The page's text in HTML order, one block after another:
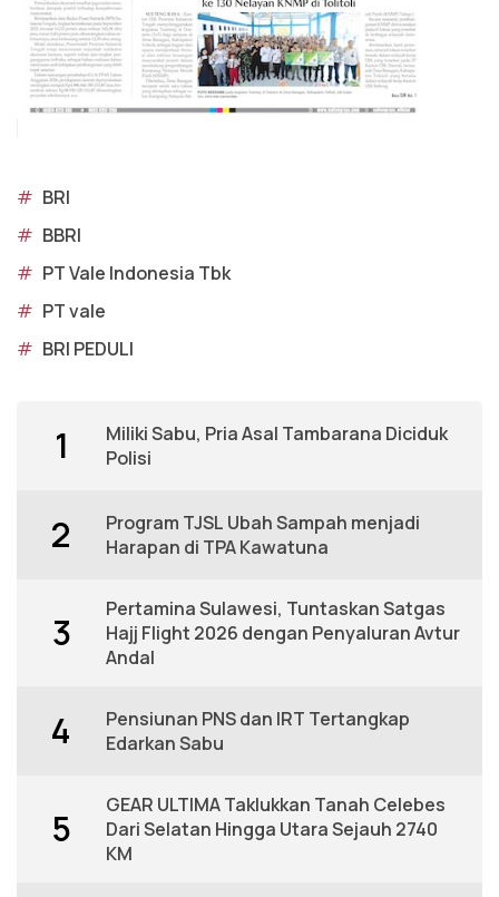
# BRI
# BBRI
# PT Vale Indonesia Tbk
# PT vale
# BRI PEDULI
1
Miliki Sabu, Pria Asal Tambarana Diciduk
Polisi
2
Program TJSL Ubah Sampah menjadi
Harapan di TPA Kawatuna
3
Pertamina Sulawesi, Tuntaskan Satgas
Hajj Flight 2026 dengan Penyaluran Avtur
Andal
4
Pensiunan PNS dan IRT Tertangkap
Edarkan Sabu
5
GEAR ULTIMA Taklukkan Tanah Celebes
Dari Selatan Hingga Utara Sejauh 2740
KM